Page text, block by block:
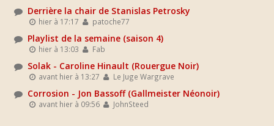
Derrière la chair de Stanislas Petrosky
hier à 17:17 patoche77
Playlist de la semaine (saison 4)
hier à 13:03 Fab
Solak - Caroline Hinault (Rouergue Noir)
avant hier à 13:27 Le Juge Wargrave
Corrosion - Jon Bassoff (Gallmeister Néonoir)
avant hier à 09:56 JohnSteed